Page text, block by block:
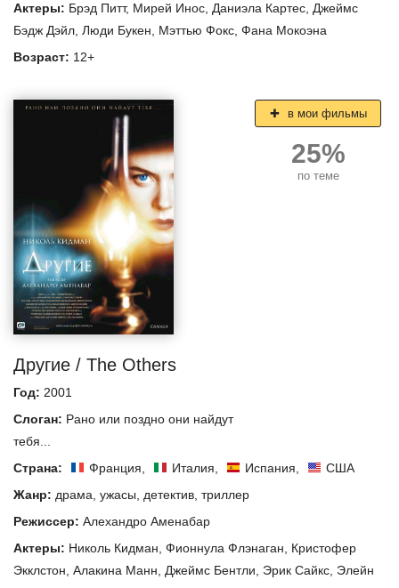
Актеры: Брэд Питт, Мирей Инос Даниэла Картес Джеймс
Бэдж Дэйл Люди Букен Мэттью Фокс Фана Мокоэна
Возраст: 12+
Другие / The Others
Год: 2001
Слоган: Рано или поздно они найдут
тебя...
Страна:
Франция Италия Испания
США
Жанр: драма ужасы детектив триллер
Режиссер: Алехандро Аменабар
Актеры: Николь Кидман Фионнула Флэнаган
Кристофер
Экклстон Алакина Манн Джеймс Бентли Эрик Сайкс Элейн
в мои фильмы
25%
по теме